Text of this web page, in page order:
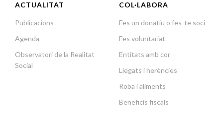
ACTUALITAT
Publicacions
Agenda
Observatori de la Realitat
Social
COL·LABORA
Fes un donatiu o fes-te soci
Fes voluntariat
Entitats amb cor
Llegats i herències
Roba i aliments
Beneficis fiscals